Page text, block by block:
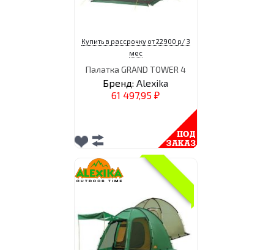
Купить в рассрочку от 22900 р/ 3
мес
Палатка GRAND TOWER 4
Бренд: Alexika
61 497,95 ₽